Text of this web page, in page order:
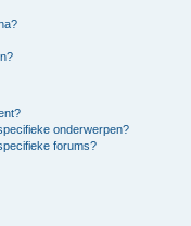
onderwerpen?
forums?